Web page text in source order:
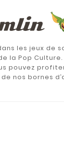
les jeux de
Pop Culture.
pouvez
de nos bornes